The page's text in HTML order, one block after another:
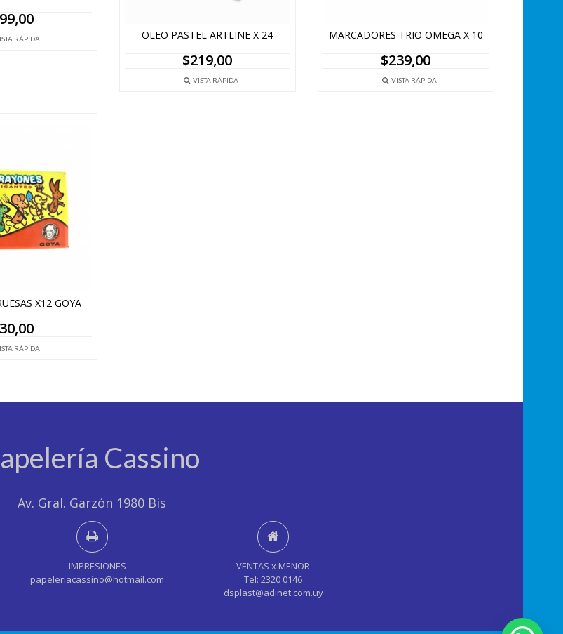
RÁPIDA OLEO PASTEL ARTLINE X 24
$219,00
VISTA RÁPIDA
MARCADORES TRIO OMEGA X 10
$239,00
VISTA RÁPIDA
X12 GOYA
RÁPIDA
Cassino
Av. Gral. Garzón 1980 Bis
IMPRESIONES
papeleriacassino@hotmail.com
VENTAS x MENOR
Tel: 2320 0146
dsplast@adinet.com.uy